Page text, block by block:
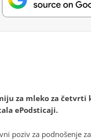
za mleko za četvrti
ePodsticaji.
poziv za podnošenje